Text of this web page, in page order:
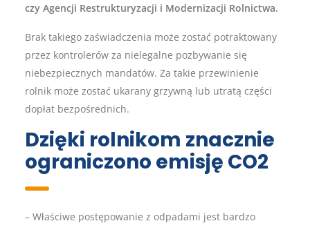
czy Agencji Restrukturyzacji i Modernizacji Rolnictwa.
Brak takiego zaświadczenia może zostać potraktowany
przez kontrolerów za nielegalne pozbywanie się
niebezpiecznych mandatów. Za takie przewinienie
rolnik może zostać ukarany grzywną lub utratą części
dopłat bezpośrednich.
Dzięki rolnikom znacznie
ograniczono emisję CO2
– Właściwe postępowanie z odpadami jest bardzo